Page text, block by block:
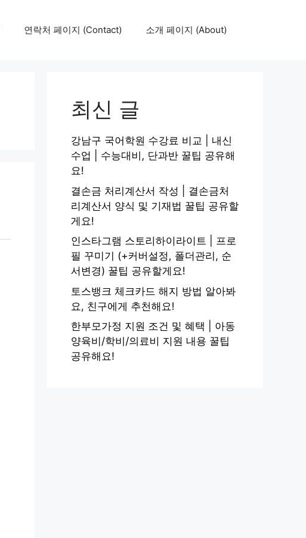
연락처 페이지 (Contact) 소개 페이지 (About)
최신 글
강남구 국어학원 수강료 비교 | 내신
수업 | 수능대비, 단과반 꿀팁 공유해
요!
결손금 처리계산서 작성 | 결손금처
리계산서 양식 및 기재법 꿀팁 공유할
게요!
인스타그램 스토리하이라이트 | 프로
필 꾸미기 (+커버설정, 폴더관리, 순
서변경) 꿀팁 공유할게요!
토스뱅크 체크카드 해지 방법 알아봐
요, 친구에게 추천해요!
한부모가정 지원 조건 및 혜택 | 아동
양육비/학비/의료비 지원 내용 꿀팁
공유해요!